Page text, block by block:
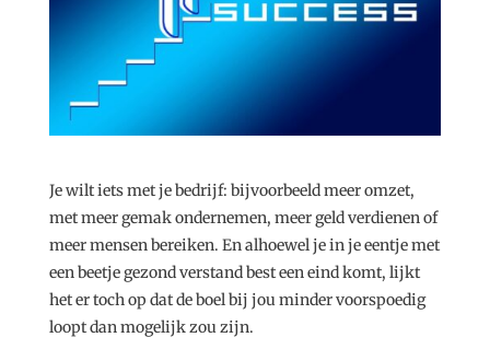
Je wilt iets met je bedrijf: bijvoorbeeld meer omzet,
met meer gemak ondernemen, meer geld verdienen of
meer mensen bereiken. En alhoewel je in je eentje met
een beetje gezond verstand best een eind komt, lijkt
het er toch op dat de boel bij jou minder voorspoedig
loopt dan mogelijk zou zijn.